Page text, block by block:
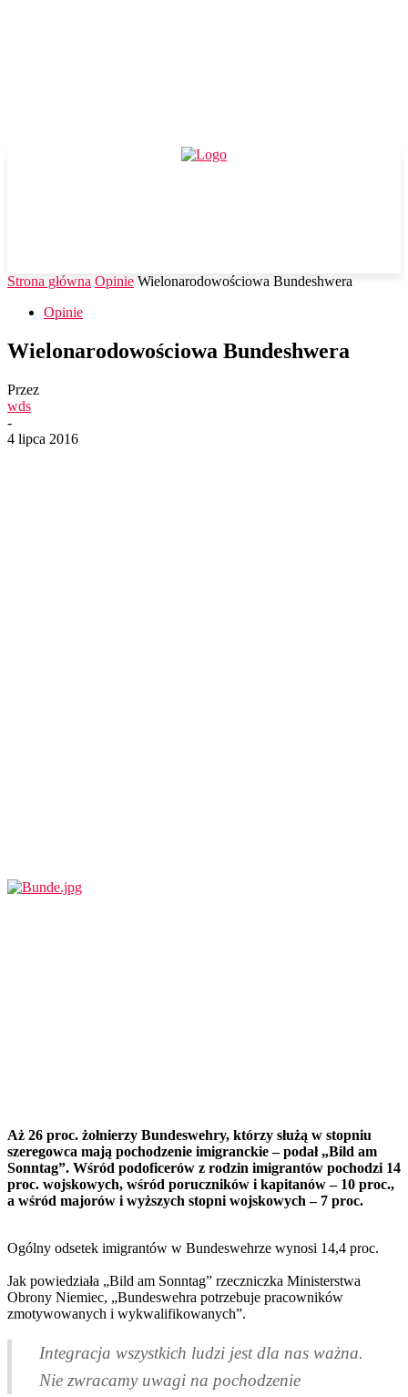
Strona główna Opinie Wielonarodowościowa Bundeshwera
Opinie
Wielonarodowościowa Bundeshwera
Przez
wds
-
4 lipca 2016
Aż 26 proc. żołnierzy Bundeswehry, którzy służą w stopniu
szeregowca mają pochodzenie imigranckie – podał „Bild am
Sonntag”. Wśród podoficerów z rodzin imigrantów pochodzi 14
proc. wojskowych, wśród poruczników i kapitanów – 10 proc.,
a wśród majorów i wyższych stopni wojskowych – 7 proc.
Ogólny odsetek imigrantów w Bundeswehrze wynosi 14,4 proc.
Jak powiedziała „Bild am Sonntag” rzeczniczka Ministerstwa
Obrony Niemiec, „Bundeswehra potrzebuje pracowników
zmotywowanych i wykwalifikowanych”.
Integracja wszystkich ludzi jest dla nas ważna.
Nie zwracamy uwagi na pochodzenie